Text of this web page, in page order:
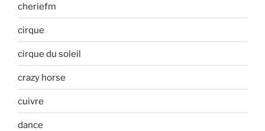
cheriefm
cirque
cirque du soleil
crazy horse
cuivre
dance